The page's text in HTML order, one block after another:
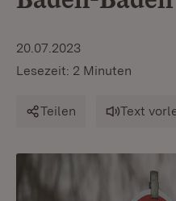
20.07.2023
Lesezeit: 2 Minuten
Teilen Text